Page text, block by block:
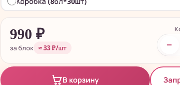
990 ₽
за блок ≈ 33 ₽/шт −
В корзину